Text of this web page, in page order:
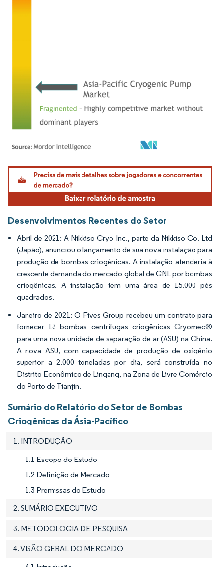
Imagem © Mordor Intelligence. O reuso requer atribuição conforme CC BY 4.0.
Desenvolvimentos Recentes do Setor
Abril de 2021: A Nikkiso Cryo Inc., parte da Nikkiso Co. Ltd
(Japão), anunciou o lançamento de sua nova instalação para
produção de bombas criogênicas. A instalação atenderia à
crescente demanda do mercado global de GNL por bombas
criogênicas. A instalação tem uma área de 15.000 pés
quadrados.
Janeiro de 2021: O Fives Group recebeu um contrato para
fornecer 13 bombas centrífugas criogênicas Cryomec®
para uma nova unidade de separação de ar (ASU) na China.
A nova ASU, com capacidade de produção de oxigênio
superior a 2.000 toneladas por dia, será construída no
Distrito Econômico de Lingang, na Zona de Livre Comércio
do Porto de Tianjin.
Sumário do Relatório do Setor de Bombas
Criogênicas da Ásia-Pacífico
1. INTRODUÇÃO
1.1 Escopo do Estudo
1.2 Definição de Mercado
1.3 Premissas do Estudo
2. SUMÁRIO EXECUTIVO
3. METODOLOGIA DE PESQUISA
4. VISÃO GERAL DO MERCADO